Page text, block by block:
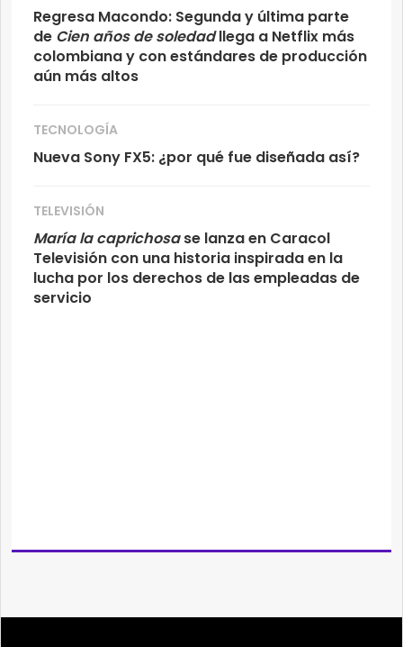
Regresa Macondo: Segunda y última parte
de Cien años de soledadllega a Netflix más
colombiana y con estándares de producción
aún más altos
TECNOLOGÍA
Nueva Sony FX5: ¿por qué fue diseñada así?
TELEVISIÓN
María la caprichosase lanza en Caracol
Televisión con una historia inspirada en la
lucha por los derechos de las empleadas de
servicio